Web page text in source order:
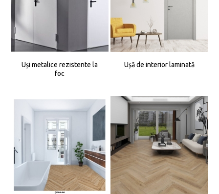
Uși metalice rezistente la
foc
Ușă de interior laminată